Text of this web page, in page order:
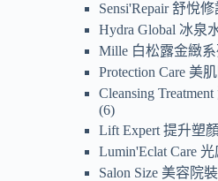
Sensi'Repair 舒悅修
Hydra Global 冰泉
Mille 白松露金緻系
Protection Care 美
Cleansing
6
Lift Expert 提升塑
Lumin'Eclat Care
Salon Size 美容院裝